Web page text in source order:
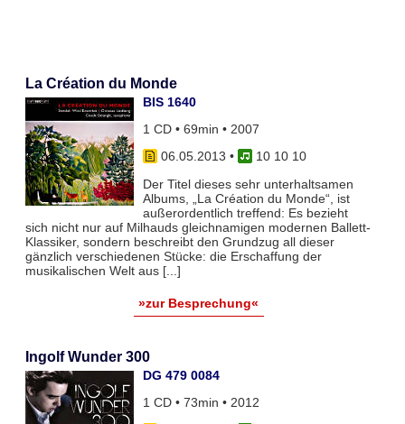
La Création du Monde
BIS 1640
1 CD • 69min • 2007
06.05.2013 •
10 10 10
Der Titel dieses sehr unterhaltsamen
Albums, „La Création du Monde“, ist
außerordentlich treffend: Es bezieht
sich nicht nur auf Milhauds gleichnamigen modernen Ballett-
Klassiker, sondern beschreibt den Grundzug all dieser
gänzlich verschiedenen Stücke: die Erschaffung der
musikalischen Welt aus [...]
»zur Besprechung«
Ingolf Wunder 300
DG 479 0084
1 CD • 73min • 2012